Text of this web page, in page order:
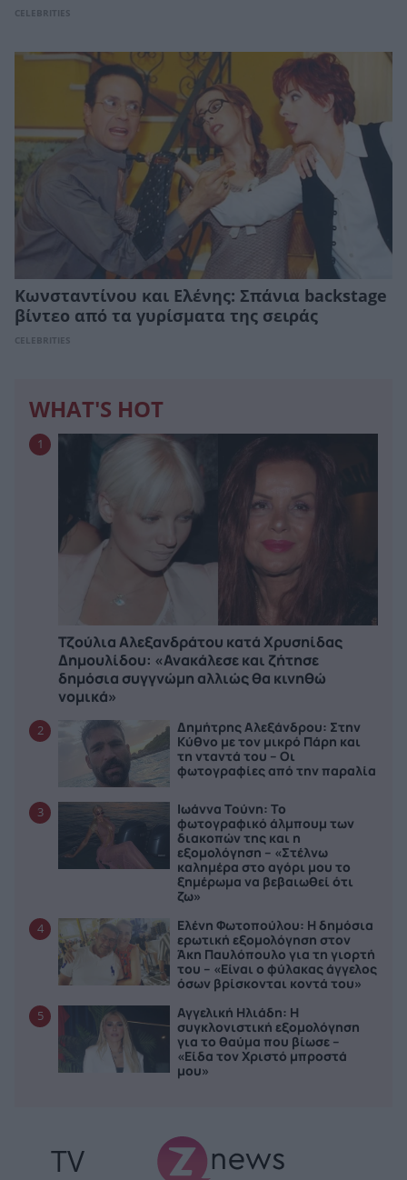
CELEBRITIES
Κωνσταντίνου και Ελένης: Σπάνια backstage
βίντεο από τα γυρίσματα της σειράς
CELEBRITIES
WHAT'S HOT
1
Τζούλια Αλεξανδράτου κατά Χρυσηίδας
Δημουλίδου: «Ανακάλεσε και ζήτησε
δημόσια συγγνώμη αλλιώς θα κινηθώ
νομικά»
2
Δημήτρης Αλεξάνδρου: Στην
Κύθνο με τον μικρό Πάρη και
τη νταντά του – Οι
φωτογραφίες από την παραλία
3
Ιωάννα Τούνη: Το
φωτογραφικό άλμπουμ των
διακοπών της και η
εξομολόγηση – «Στέλνω
καλημέρα στο αγόρι μου το
ξημέρωμα να βεβαιωθεί ότι
ζω»
4
Ελένη Φωτοπούλου: Η δημόσια
ερωτική εξομολόγηση στον
Άκη Παυλόπουλο για τη γιορτή
του – «Είναι ο φύλακας άγγελος
όσων βρίσκονται κοντά του»
5
Αγγελική Ηλιάδη: Η
συγκλονιστική εξομολόγηση
για το θαύμα που βίωσε –
«Είδα τον Χριστό μπροστά
μου»
TV